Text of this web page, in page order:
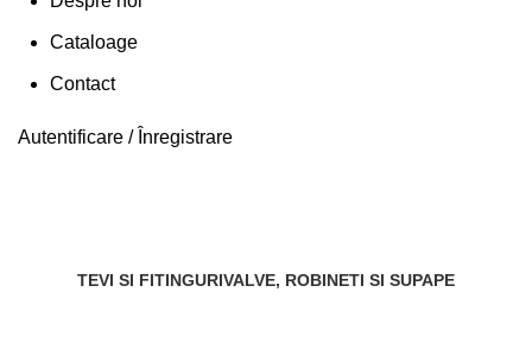
Cataloage
Contact
Autentificare / Înregistrare
TEVI SI FITINGURIVALVE, ROBINETI SI SUPAPE